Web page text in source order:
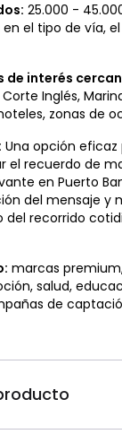
25.000 -
el tipo de vía,
de interés
Corte Inglés,
zonas de
Una opción eficaz
el recuerdo de
en Puerto
del mensaje y
recorrido
marcas
salud,
de